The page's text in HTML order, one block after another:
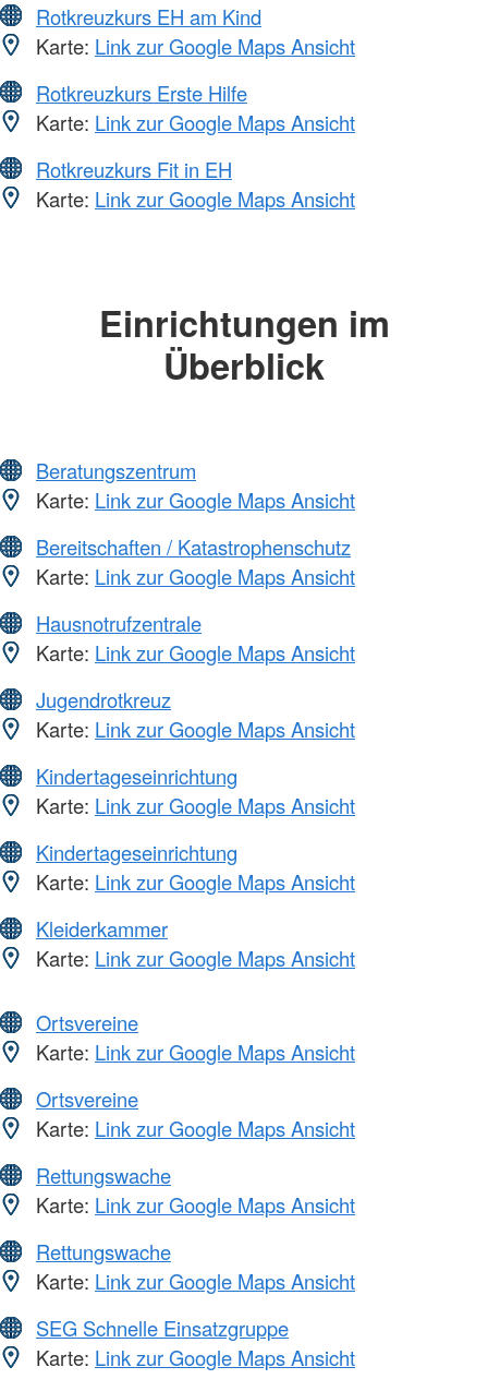
Rotkreuzkurs EH am Kind
Karte: Link zur Google Maps Ansicht
Rotkreuzkurs Erste Hilfe
Karte: Link zur Google Maps Ansicht
Rotkreuzkurs Fit in EH
Karte: Link zur Google Maps Ansicht
Einrichtungen im
Überblick
Beratungszentrum
Karte: Link zur Google Maps Ansicht
Bereitschaften / Katastrophenschutz
Karte: Link zur Google Maps Ansicht
Hausnotrufzentrale
Karte: Link zur Google Maps Ansicht
Jugendrotkreuz
Karte: Link zur Google Maps Ansicht
Kindertageseinrichtung
Karte: Link zur Google Maps Ansicht
Kindertageseinrichtung
Karte: Link zur Google Maps Ansicht
Kleiderkammer
Karte: Link zur Google Maps Ansicht
Ortsvereine
Karte: Link zur Google Maps Ansicht
Ortsvereine
Karte: Link zur Google Maps Ansicht
Rettungswache
Karte: Link zur Google Maps Ansicht
Rettungswache
Karte: Link zur Google Maps Ansicht
SEG Schnelle Einsatzgruppe
Karte: Link zur Google Maps Ansicht